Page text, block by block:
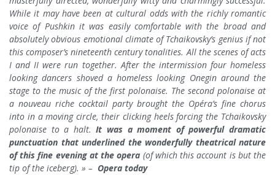
While it may have been at cultural odds with the richly romantic
voice of Pushkin it was easily comfortable with the broad and
absolutely obvious emotional climate of Tchaikovsky’s genius if not
this composer’s nineteenth century tonalities. All the scenes of acts
I and II were run together. After the intermission four homeless
looking dancers shoved a homeless looking Onegin around the
stage to the music of the first polonaise. The second polonaise at
a nouveau riche cocktail party brought the Opéra’s fine chorus
into in a moving circle, their clicking heels forcing the Tchaikovsky
polonaise to a halt.It was a moment of powerful dramatic
punctuation that underlined the wonderfully theatrical nature
of this fine evening at the opera (of which this account is but the
tip of the iceberg). » – Opera today